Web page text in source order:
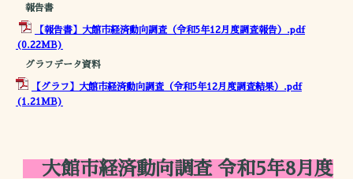
報告書
【報告書】大館市経済動向調査（令和5年12月度調査報告）.pdf
(0.22MB)
グラフデータ資料
【グラフ】大館市経済動向調査（令和5年12月度調査結果）.pdf
(1.21MB)
大館市経済動向調査 令和5年8月度